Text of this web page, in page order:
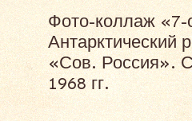
Фото-коллаж «7-
Антарктический
«Сов. Россия».
1968 гг.